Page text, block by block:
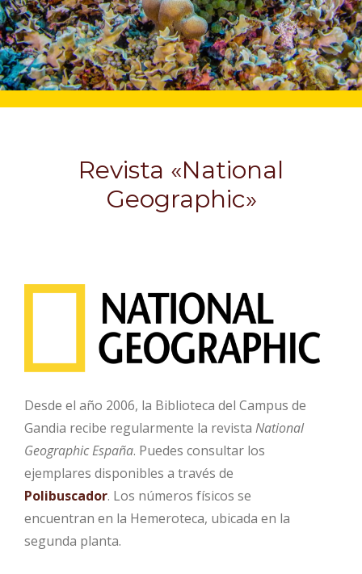
Revista «National
Geographic»
Desde el año 2006, la Biblioteca del Campus de
Gandia recibe regularmente la revista National
Geographic España. Puedes consultar los
ejemplares disponibles a través de
Polibuscador. Los números físicos se
encuentran en la Hemeroteca, ubicada en la
segunda planta.